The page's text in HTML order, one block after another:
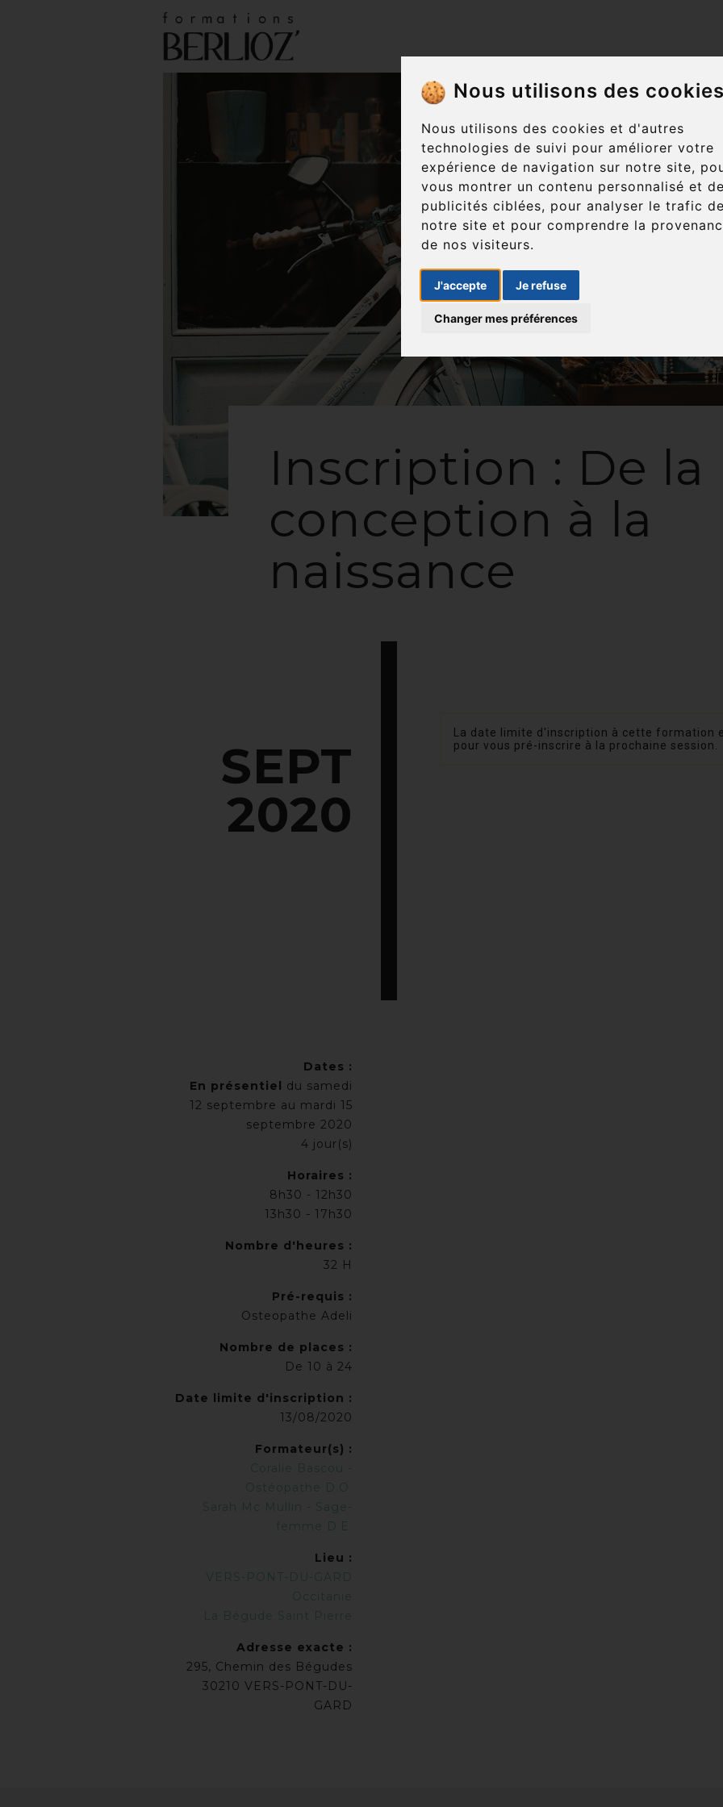
Nous utilisons des
Nous utilisons des cookies et d'autres
technologies de suivi pour améliorer votre
expérience de navigation sur notre site,
vous montrer un contenu personnalisé et
publicités ciblées, pour analyser le trafic
notre site et pour comprendre la
de nos visiteurs.
J'accepte Je refuse
Changer mes préférences
Inscription : De la
conception à la
naissance
SEPT
2020
Dates :
En présentiel du samedi
12 septembre au mardi 15
septembre 2020
4 jour(s)
Horaires :
8h30 - 12h30
13h30 - 17h30
Nombre d'heures :
32 H
Pré-requis :
Osteopathe Adeli
Nombre de places :
De 10 à 24
Date limite d'inscription :
13/08/2020
Formateur(s) :
Coralie Bascou -
Ostéopathe D.O.
Sarah Mc Mullin - Sage-
femme D.E.
Lieu :
VERS-PONT-DU-GARD
Occitanie
La Bégude Saint Pierre
Adresse exacte :
295, Chemin des Bégudes
30210 VERS-PONT-DU-
GARD
La date limite d'inscription à cette formation
pour vous pré-inscrire à la prochaine session.